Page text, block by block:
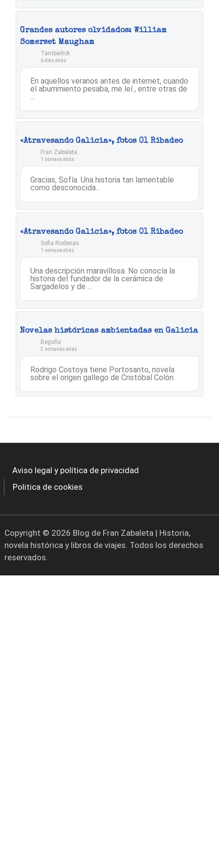
Grandes autores olvidados: William
Somerset Maugham
Tamberlick
6 días atrás
En aquellos veranos antes de internet, cuando
el aburrimiento pesaba, me leí , entre otras de
...
«Atravesando Galicia», fotos 01 Ribadeo
Fran Zabaleta
1 semana atrás
Gracias, Sofía. Una historia tan lamentable
como desconocida...
«Atravesando Galicia», fotos 01 Ribadeo
Sofia Rodenas
1 semana atrás
Una descripción maravillosa. No conocía la
historia del fundador de la cerámica de
Sargadelos y de ...
Novelas históricas ambientadas en Galicia
Begoña
3 semanas atrás
Rodrigo Costoya tiene Portosanto, novela
sobre el origen gallego de Cristóbal Colón.
Aviso legal y política de privacidad
Politica de cookies
Copyright © 2026 Blog de Fran Zabaleta | Historia,
novela histórica y libros de viajes. Todos los derechos
reservados.